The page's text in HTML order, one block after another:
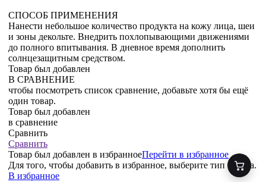
СПОСОБ ПРИМЕНЕНИЯ
Нанести небольшое количество продукта на кожу лица, шеи
и зоны декольте. Внедрить похлопывающими движениями
до полного впитывания. В дневное время дополнить
солнцезащитным средством.
Товар был добавлен
В СРАВНЕНИЕ
чтобы посмотреть список сравнение, добавьте хотя бы ещё
один товар.
Товар был добавлен
в сравнение
Сравнить
Сравнить
Товар был добавлен в избранноеПерейти в избранное
Для того, чтобы добавить в избранное, выберите тип товара.
В избранное